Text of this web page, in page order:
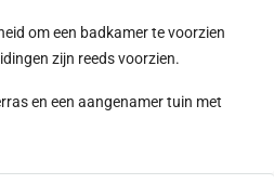
om een badkamer te voorzien
zijn reeds voorzien.
en een aangenamer tuin met